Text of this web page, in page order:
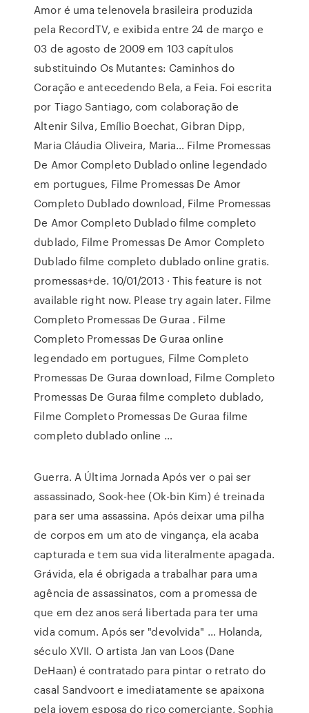
Amor é uma telenovela brasileira produzida
pela RecordTV, e exibida entre 24 de março e
03 de agosto de 2009 em 103 capítulos
substituindo Os Mutantes: Caminhos do
Coração e antecedendo Bela, a Feia. Foi escrita
por Tiago Santiago, com colaboração de
Altenir Silva, Emílio Boechat, Gibran Dipp,
Maria Cláudia Oliveira, Maria… Filme Promessas
De Amor Completo Dublado online legendado
em portugues, Filme Promessas De Amor
Completo Dublado download, Filme Promessas
De Amor Completo Dublado filme completo
dublado, Filme Promessas De Amor Completo
Dublado filme completo dublado online gratis.
promessas+de. 10/01/2013 · This feature is not
available right now. Please try again later. Filme
Completo Promessas De Guraa . Filme
Completo Promessas De Guraa online
legendado em portugues, Filme Completo
Promessas De Guraa download, Filme Completo
Promessas De Guraa filme completo dublado,
Filme Completo Promessas De Guraa filme
completo dublado online …
Guerra. A Última Jornada Após ver o pai ser
assassinado, Sook-hee (Ok-bin Kim) é treinada
para ser uma assassina. Após deixar uma pilha
de corpos em um ato de vingança, ela acaba
capturada e tem sua vida literalmente apagada.
Grávida, ela é obrigada a trabalhar para uma
agência de assassinatos, com a promessa de
que em dez anos será libertada para ter uma
vida comum. Após ser "devolvida" … Holanda,
século XVII. O artista Jan van Loos (Dane
DeHaan) é contratado para pintar o retrato do
casal Sandvoort e imediatamente se apaixona
pela jovem esposa do rico comerciante, Sophia